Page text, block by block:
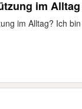
im Alltag
im Alltag? Ich